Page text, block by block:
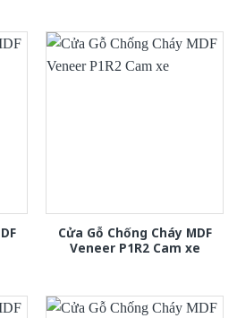
Cửa Gỗ Chống Cháy MDF
Veneer P1R2 Cam xe